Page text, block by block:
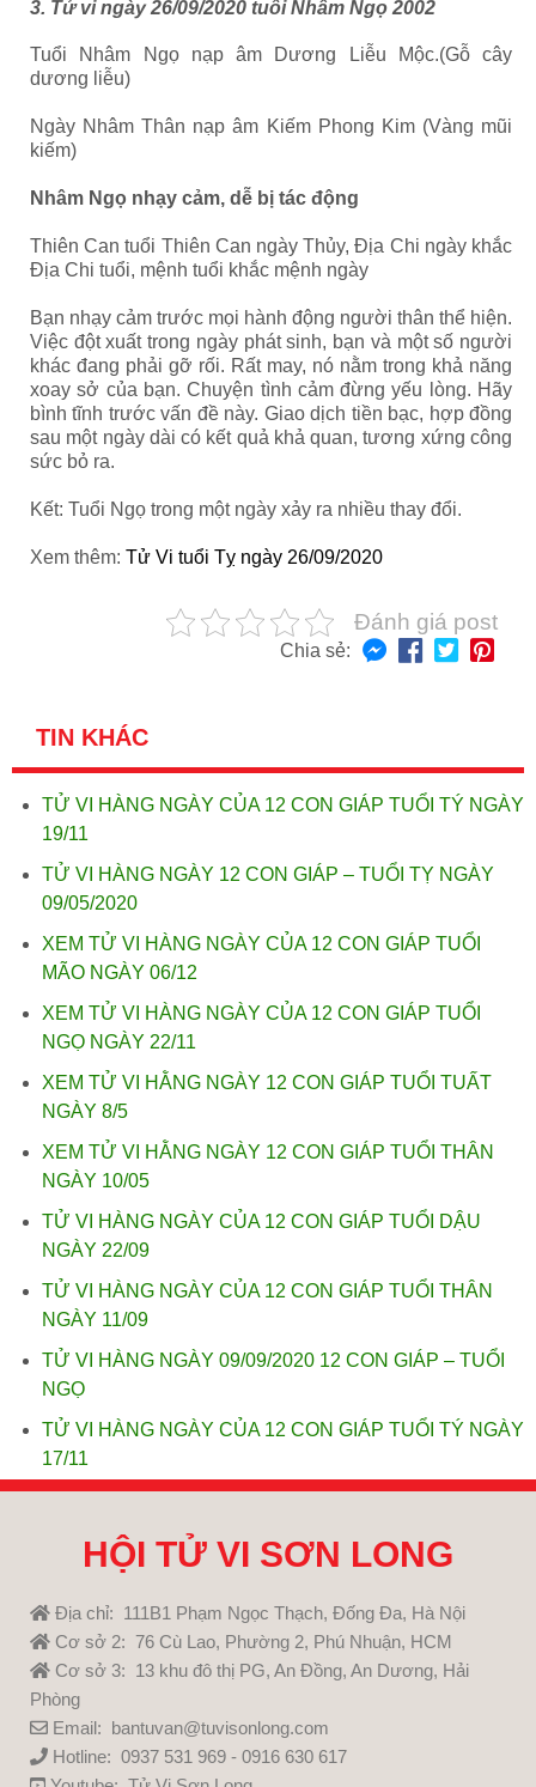
3. Tử vi ngày 26/09/2020 tuổi Nhâm Ngọ 2002
Tuổi Nhâm Ngọ nạp âm Dương Liễu Mộc.(Gỗ cây
dương liễu)
Ngày Nhâm Thân nạp âm Kiếm Phong Kim (Vàng mũi
kiếm)
Nhâm Ngọ nhạy cảm, dễ bị tác động
Thiên Can tuổi Thiên Can ngày Thủy, Địa Chi ngày khắc
Địa Chi tuổi, mệnh tuổi khắc mệnh ngày
Bạn nhạy cảm trước mọi hành động người thân thể hiện.
Việc đột xuất trong ngày phát sinh, bạn và một số người
khác đang phải gỡ rối. Rất may, nó nằm trong khả năng
xoay sở của bạn. Chuyện tình cảm đừng yếu lòng. Hãy
bình tĩnh trước vấn đề này. Giao dịch tiền bạc, hợp đồng
sau một ngày dài có kết quả khả quan, tương xứng công
sức bỏ ra.
Kết: Tuổi Ngọ trong một ngày xảy ra nhiều thay đổi.
Xem thêm: Tử Vi tuổi Tỵ ngày 26/09/2020
Đánh giá post
Chia sẻ:
TIN KHÁC
TỬ VI HÀNG NGÀY CỦA 12 CON GIÁP TUỔI TÝ NGÀY
19/11
TỬ VI HÀNG NGÀY 12 CON GIÁP – TUỔI TỴ NGÀY
09/05/2020
XEM TỬ VI HÀNG NGÀY CỦA 12 CON GIÁP TUỔI
MÃO NGÀY 06/12
XEM TỬ VI HÀNG NGÀY CỦA 12 CON GIÁP TUỔI
NGỌ NGÀY 22/11
XEM TỬ VI HẰNG NGÀY 12 CON GIÁP TUỔI TUẤT
NGÀY 8/5
XEM TỬ VI HẰNG NGÀY 12 CON GIÁP TUỔI THÂN
NGÀY 10/05
TỬ VI HÀNG NGÀY CỦA 12 CON GIÁP TUỔI DẬU
NGÀY 22/09
TỬ VI HÀNG NGÀY CỦA 12 CON GIÁP TUỔI THÂN
NGÀY 11/09
TỬ VI HÀNG NGÀY 09/09/2020 12 CON GIÁP – TUỔI
NGỌ
TỬ VI HÀNG NGÀY CỦA 12 CON GIÁP TUỔI TÝ NGÀY
17/11
HỘI TỬ VI SƠN LONG
Địa chỉ: 111B1 Phạm Ngọc Thạch, Đống Đa, Hà Nội
Cơ sở 2: 76 Cù Lao, Phường 2, Phú Nhuận, HCM
Cơ sở 3: 13 khu đô thị PG, An Đồng, An Dương, Hải
Phòng
Email: bantuvan@tuvisonlong.com
Hotline: 0937 531 969 - 0916 630 617